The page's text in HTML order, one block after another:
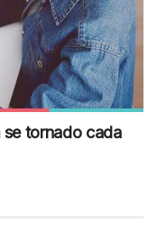
tornado cada